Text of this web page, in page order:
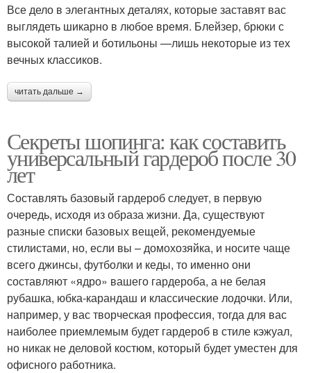
Все дело в элегантных деталях, которые заставят вас
выглядеть шикарно в любое время. Блейзер, брюки с
высокой талией и ботильоны —лишь некоторые из тех
вечных классиков.
читать дальше →
Секреты шопинга: как составить
универсальный гардероб после 30
лет
Составлять базовый гардероб следует, в первую
очередь, исходя из образа жизни. Да, существуют
разные списки базовых вещей, рекомендуемые
стилистами, но, если вы – домохозяйка, и носите чаще
всего джинсы, футболки и кеды, то именно они
составляют «ядро» вашего гардероба, а не белая
рубашка, юбка-карандаш и классические лодочки. Или,
например, у вас творческая профессия, тогда для вас
наиболее приемлемым будет гардероб в стиле кэжуал,
но никак не деловой костюм, который будет уместен для
офисного работника.